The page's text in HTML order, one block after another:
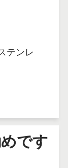
テンレ
です